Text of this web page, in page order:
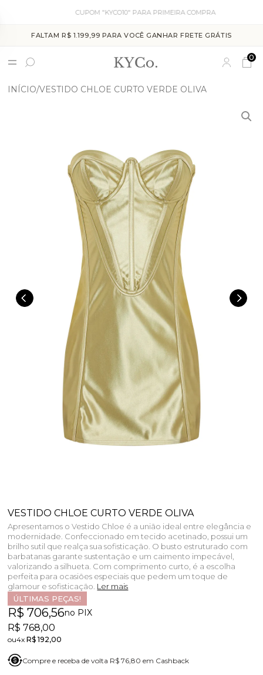
CUPOM "KYCO10" PARA PRIMEIRA COMPRA
FALTAM R$ 1.199,99 PARA VOCÊ GANHAR FRETE GRÁTIS
0
INÍCIO VESTIDO CHLOE CURTO VERDE OLIVA
VESTIDO CHLOE CURTO VERDE OLIVA
Apresentamos o Vestido Chloe é a união ideal entre elegância e
modernidade. Confeccionado em tecido acetinado, possui um
brilho sutil que realça sua sofisticação. O busto estruturado com
barbatanas garante sustentação e um caimento impecável,
valorizando a silhueta. Com comprimento curto, é a escolha
perfeita para ocasiões especiais que pedem um toque de
glamour e sofisticação. Ler mais
ÚLTIMAS PEÇAS!
R$ 706,56no PIX
R$ 768,00
4xR$ 192,00
Compre e receba de volta R$ 76,80 em Cashback